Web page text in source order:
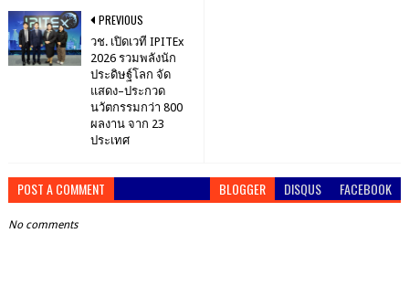
PREVIOUS
วช. เปิดเวที IPITEx
2026 รวมพลังนัก
ประดิษฐ์โลก จัด
แสดง–ประกวด
นวัตกรรมกว่า 800
ผลงาน จาก 23
ประเทศ
POST A COMMENT BLOGGER DISQUS FACEBOOK
No comments